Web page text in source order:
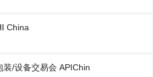
China
/设备交易会 APIChin